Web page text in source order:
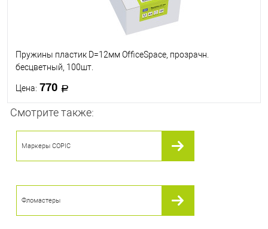
Пружины пластик D=12мм OfficeSpace, прозрачн.
бесцветный, 100шт.
Цена: 770
В наличии
Смотрите также:
Маркеры COPIC
Фломастеры